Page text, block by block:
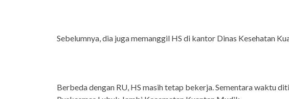
Sebelumnya, dia juga memanggil HS di kantor Dinas Kesehatan
Berbeda dengan RU, HS masih tetap bekerja. Sementara waktu